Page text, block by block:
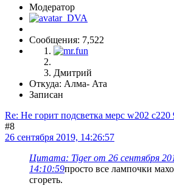
Модератор
Сообщения: 7,522
Дмитрий
Откуда: Алма- Ата
Записан
Re: Не горит подсветка мерс w202 c220
#8
26 сентября 2019, 14:26:57
Цитата: Tiger от 26 сентября
14:10:59просто все лампочки
сгореть.